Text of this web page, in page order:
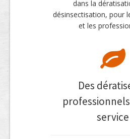
dans la
désinsectisation, pour
et les
Des
service